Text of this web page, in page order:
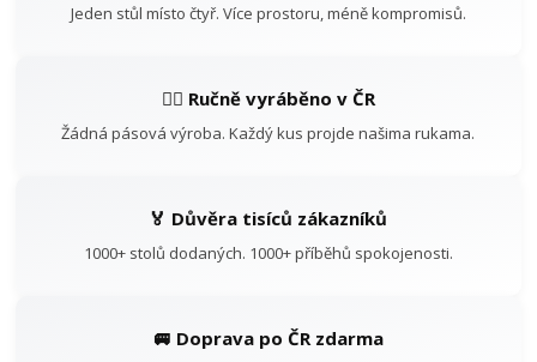
Jeden stůl místo čtyř. Více prostoru, méně kompromisů.
👷‍♂️ Ručně vyráběno v ČR
Žádná pásová výroba. Každý kus projde našima rukama.
🏅 Důvěra tisíců zákazníků
1000+ stolů dodaných. 1000+ příběhů spokojenosti.
🚐 Doprava po ČR zdarma